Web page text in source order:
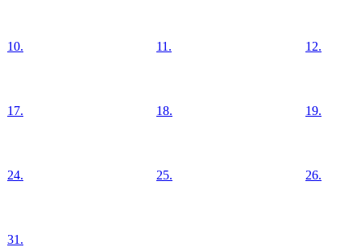
10. 11. 12.
17. 18. 19.
24. 25. 26.
31.